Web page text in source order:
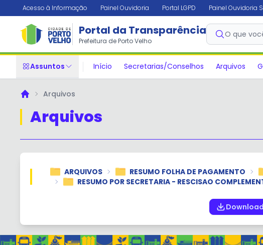
Acesso à Informação Painel Ouvidoria Portal LGPD Painel Ouvidoria
Portal da Transparência
Prefeitura de Porto Velho
O que
Assuntos Início Secretarias/Conselhos Arquivos
PrincipalArquivos
Arquivos
ARQUIVOS RESUMO FOLHA DE PAGAMENTO
RESUMO POR SECRETARIA - RESCISAO
Download
✕